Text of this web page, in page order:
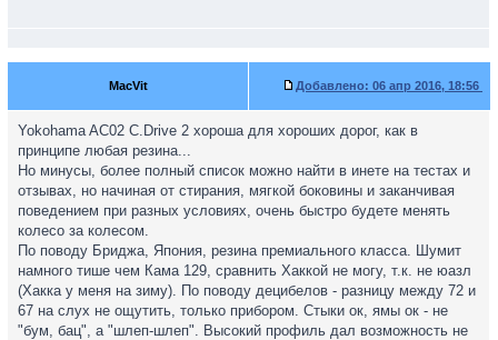
MacVit Добавлено: 06 апр 2016, 18:56
Yokohama AC02 C.Drive 2 хороша для хороших дорог, как в
принципе любая резина...
Но минусы, более полный список можно найти в инете на тестах и
отзывах, но начиная от стирания, мягкой боковины и заканчивая
поведением при разных условиях, очень быстро будете менять
колесо за колесом.
По поводу Бриджа, Япония, резина премиального класса. Шумит
намного тише чем Кама 129, сравнить Хаккой не могу, т.к. не юазл
(Хакка у меня на зиму). По поводу децибелов - разницу между 72 и
67 на слух не ощутить, только прибором. Стыки ок, ямы ок - не
"бум, бац", а "шлеп-шлеп". Высокий профиль дал возможность не